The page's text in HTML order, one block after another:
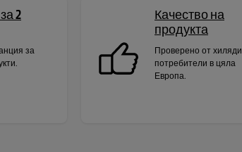
2
за
Качество на
продукта
Проверено от хиляди
потребители в цяла
Европа.